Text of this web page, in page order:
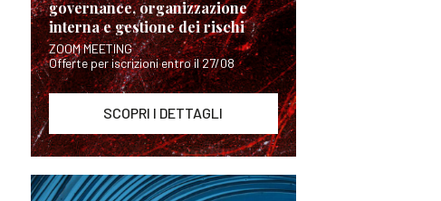
governance, organizzazione
interna e gestione dei rischi
ZOOM MEETING
Offerte per iscrizioni entro il 27/08
SCOPRI I DETTAGLI